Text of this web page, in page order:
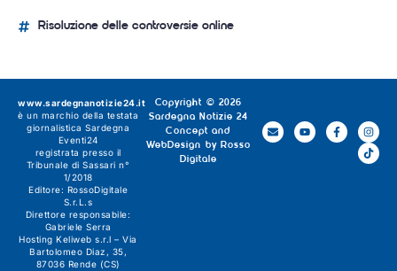
Risoluzione delle controversie online
Copyright © 2026
Sardegna Notizie 24
Concept and
WebDesign by Rosso
Digitale
www.sardegnanotizie24.it
è un marchio della testata
giornalistica Sardegna
Eventi24
registrata presso il
Tribunale di Sassari n°
1/2018
Editore: RossoDigitale
S.r.L.s
Direttore responsabile:
Gabriele Serra
Hosting Keliweb s.r.l – Via
Bartolomeo Diaz, 35,
87036 Rende (CS)